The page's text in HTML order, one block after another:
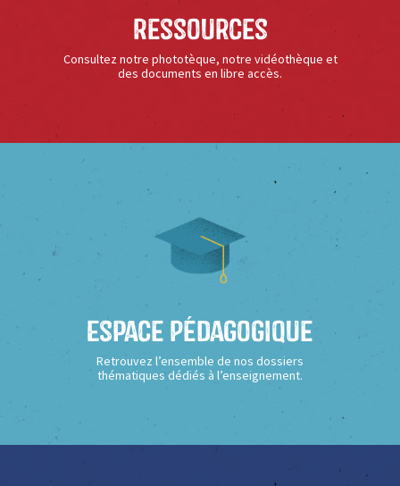
Ressources
Consultez notre phototèque, notre vidéothèque et
des documents en libre accès.
Espace Pédagogique
Retrouvez l’ensemble de nos dossiers
thématiques dédiés à l’enseignement.